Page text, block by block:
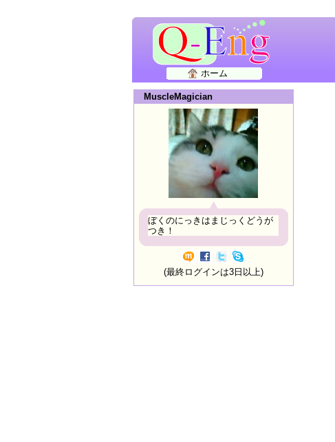
ホーム
MuscleMagician
ぼくのにっきはまじっくどうが
つき！
(最終ログインは3日以上)